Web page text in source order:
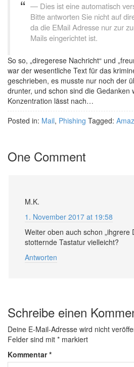
Dies ist eine automatisch
Bitte antworten Sie nicht auf
da die EMail Adresse nur zur
Mails eingerichtet ist.
So so, „diregerese Nachricht“ und
war der wesentliche Text für das
geschrieben, es musste nur noch der
drunter, und schon sind die Gedanken
Konzentration lässt nach…
Posted in: Mail, Phishing Tagged:
One Comment
M.K.
1. November 2017 at 19:58
Weiter oben auch schon „ihgrere
stotternde Tastatur vielleicht?
Antworten
Schreibe einen
Deine E-Mail-Adresse wird nicht
Felder sind mit * markiert
Kommentar*